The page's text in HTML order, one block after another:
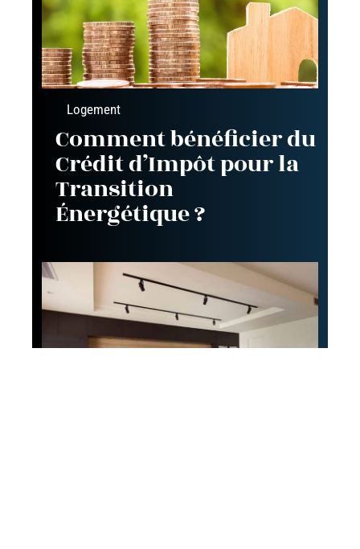
Logement
Comment bénéficier du
Crédit d’Impôt pour la
Transition
Énergétique ?